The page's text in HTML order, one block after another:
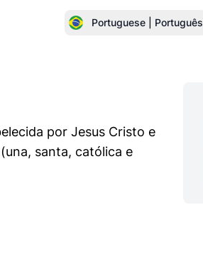
Portuguese | Português
por Jesus Cristo e
santa, católica e